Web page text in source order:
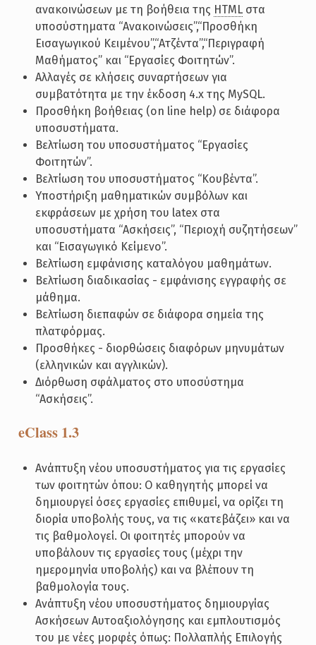
ανακοινώσεων με τη βοήθεια της HTMLστα
υποσύστηματα “Ανακοινώσεις”,“Προσθήκη
Εισαγωγικού Κειμένου”,“Ατζέντα”,“Περιγραφή
Μαθήματος” και “Εργασίες Φοιτητών”.
Αλλαγές σε κλήσεις συναρτήσεων για
συμβατότητα με την έκδοση 4.x της MySQL.
Προσθήκη βοήθειας (on line help) σε διάφορα
υποσυστήματα.
Βελτίωση του υποσυστήματος “Εργασίες
Φοιτητών”.
Βελτίωση του υποσυστήματος “Κουβέντα”.
Υποστήριξη μαθηματικών συμβόλων και
εκφράσεων με χρήση του latex στα
υποσυστήματα “Ασκήσεις”, “Περιοχή συζητήσεων”
και “Εισαγωγικό Κείμενο”.
Βελτίωση εμφάνισης καταλόγου μαθημάτων.
Bελτίωση διαδικασίας - εμφάνισης εγγραφής σε
μάθημα.
Βελτίωση διεπαφών σε διάφορα σημεία της
πλατφόρμας.
Προσθήκες - διορθώσεις διαφόρων μηνυμάτων
(ελληνικών και αγγλικών).
Διόρθωση σφάλματος στο υποσύστημα
“Ασκήσεις”.
eClass 1.3
Ανάπτυξη νέου υποσυστήματος για τις εργασίες
των φοιτητών όπου: Ο καθηγητής μπορεί να
δημιουργεί όσες εργασίες επιθυμεί, να ορίζει τη
διορία υποβολής τους, να τις «κατεβάζει» και να
τις βαθμολογεί. Oι φοιτητές μπορούν να
υποβάλουν τις εργασίες τους (μέχρι την
ημερομηνία υποβολής) και να βλέπουν τη
βαθμολογία τους.
Ανάπτυξη νέου υποσυστήματος δημιουργίας
Ασκήσεων Αυτοαξιολόγησης και εμπλουτισμός
του με νέες μορφές όπως: Πολλαπλής Επιλογής